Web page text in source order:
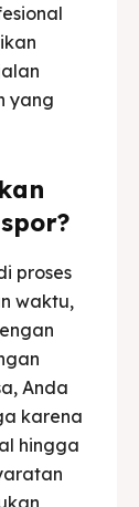
yang
proses
waktu,
Anda
karena
hingga